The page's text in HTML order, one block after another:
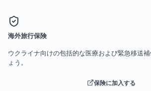
海外旅行保険
ウクライナ向けの包括的な医療および緊急移送
ょう。
保険に加入する